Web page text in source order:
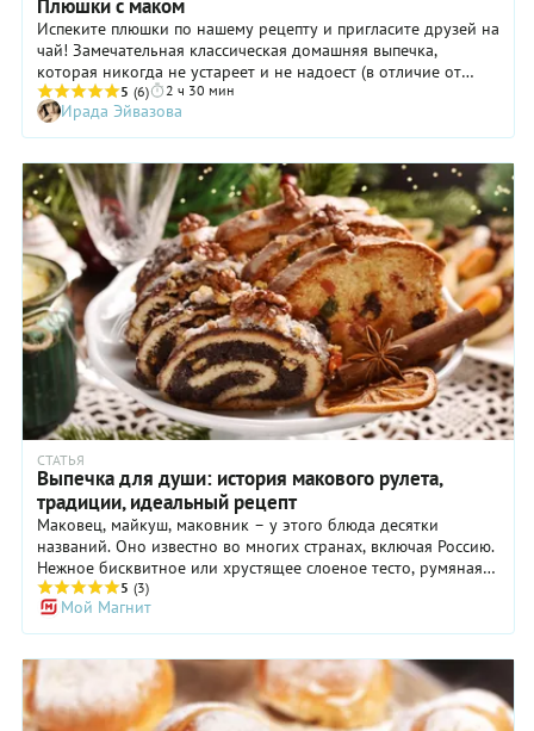
Плюшки с маком
Испеките плюшки по нашему рецепту и пригласите друзей на
чай! Замечательная классическая домашняя выпечка,
которая никогда не устареет и не надоест (в отличие от
навороченных тортов и пирожных). Булочки так хорошо
подавать к чашке травяного чая. Хотя, ваши дети наверняка
предпочтут ему стакан теплого молока. В любом случае,
научиться готовить эту выпечку точно стоит! Тем более, что
и ингредиенты здесь простые: дрожжи, молоко, сливочное
масло и яйца. Вот только мак стоит подготовить особенно
тщательно, иначе он будет неприятно хрустеть на зубах.
Некоторые хозяйки заливают его молоком и кипят на плите
несколько минут. Но мы же считаем, что достаточно залить
его кипятком и, пока он настаивается, заняться чем-то
полезным. Например, замесить тесто или приготовить сироп,
которым мы польем готовую выпечку.
5 (6) 2 ч 30 мин
Ирада Эйвазова
СТАТЬЯ
Выпечка для души: история макового рулета,
традиции, идеальный рецепт
Маковец, майкуш, маковник – у этого блюда десятки
названий. Оно известно во многих странах, включая Россию.
Нежное бисквитное или хрустящее слоеное тесто, румяная
корочка и сладкая, с легкой ноткой горечи начинка сделали
маковый рулет традиционным праздничным десертом. Он
идеально дополнит и будничное чаепитие, и торжественное
застолье. Многие считают, что маковый рулет – слишком
сложная выпечка для домашнего приготовления. Однако
«С.Пудовъ» доказывает: классический изысканный десерт
можно приготовить без затрат, лишнего времени и стресса.
5 (3)
Мой Магнит